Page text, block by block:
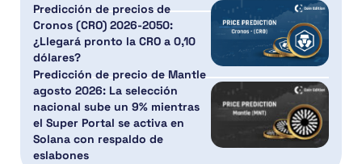
Predicción de precios de
Cronos (CRO) 2026-2050:
¿Llegará pronto la CRO a 0,10
dólares?
Predicción de precio de Mantle
agosto 2026: La selección
nacional sube un 9% mientras
el Super Portal se activa en
Solana con respaldo de
eslabones